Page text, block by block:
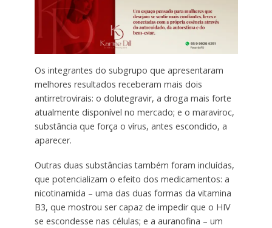
Os integrantes do subgrupo que apresentaram
melhores resultados receberam mais dois
antirretrovirais: o dolutegravir, a droga mais forte
atualmente disponível no mercado; e o maraviroc,
substância que força o vírus, antes escondido, a
aparecer.
Outras duas substâncias também foram incluídas,
que potencializam o efeito dos medicamentos: a
nicotinamida – uma das duas formas da vitamina
B3, que mostrou ser capaz de impedir que o HIV
se escondesse nas células; e a auranofina – um